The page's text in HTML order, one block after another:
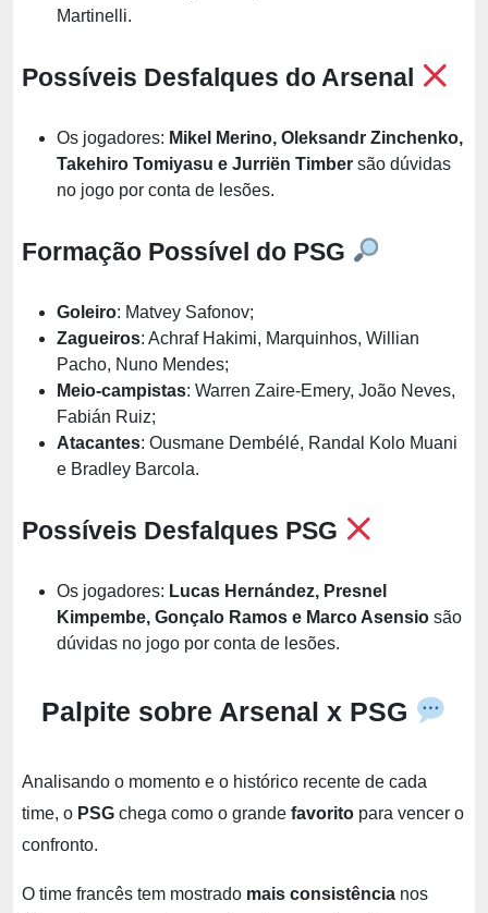
Martinelli.
Possíveis Desfalques do Arsenal
Os jogadores: Mikel Merino, Oleksandr Zinchenko,
Takehiro Tomiyasu e Jurriën Timber são dúvidas
no jogo por conta de lesões.
Formação Possível do PSG
Goleiro: Matvey Safonov;
Zagueiros: Achraf Hakimi, Marquinhos, Willian
Pacho, Nuno Mendes;
Meio-campistas: Warren Zaire-Emery, João Neves,
Fabián Ruiz;
Atacantes: Ousmane Dembélé, Randal Kolo Muani
e Bradley Barcola.
Possíveis Desfalques PSG
Os jogadores: Lucas Hernández, Presnel
Kimpembe, Gonçalo Ramos e Marco Asensio são
dúvidas no jogo por conta de lesões.
Palpite sobre Arsenal x PSG
Analisando o momento e o histórico recente de cada
time, o PSG chega como o grande favorito para vencer o
confronto.
O time francês tem mostrado mais consistência nos